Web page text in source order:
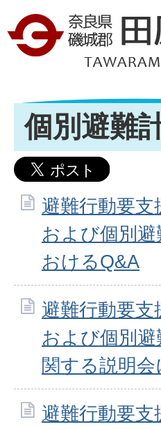
個別避難
避難行動要支
および個別避
おけるQ&A
避難行動要支
および個別避
関する説明会
避難行動要支